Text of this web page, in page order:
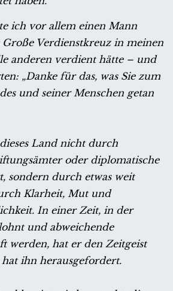
ich vor allem einen Mann
Verdienstkreuz in meinen
anderen verdient hätte – und
„Danke für das, was Sie zum
und seiner Menschen getan
Land nicht durch
oder diplomatische
sondern durch etwas weit
Klarheit, Mut und
In einer Zeit, in der
und abweichende
werden, hat er den Zeitgeist
ihn herausgefordert.